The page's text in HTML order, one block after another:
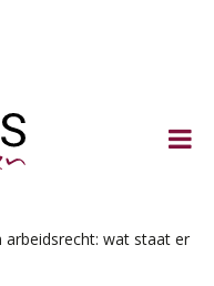
arbeidsrecht: wat staat er